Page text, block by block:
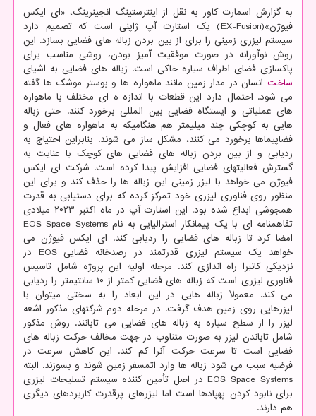
به گزارش اسمارت کاور به نقل از اینترستینگ انجینرینگ، «ای ایکس
فیوژن»(EX-Fusion) یک استارت آپ ژاپنی است که تصمیم دارد
سیستم لیزری زمینی را برای از بین بردن زباله های فضایی بسازد. این
روش نوآورانه در صورت موفقیت آمیز بودن، روشی مناسب برای
پاکسازی فضای اطراف سیاره خاکی است. زباله های فضایی به اشیای
ساخت انسان در مدار زمین مانند ماهواره ها و بوستر موشک ها گفته
می شود. احتمال دارد این قطعات با اندازه ه ای مختلف با ماهواره
های عملیاتی و ایستگاه فضایی بین المللی برخورد کنند. حتی زباله
هایی به کوچکی چند میلیمتر هم هنگامیکه به ماهواره های فعال و
فضاپیماها برخورد می کنند، مشکل ساز می شوند. بنابراین احتیاج به
ردیابی و از بین بردن زباله های فضایی های کوچک با عنایت به
گسترش فعالیتهای فضایی افزایش پیدا کرده است. شرکت ای ایکس
فیوژن می خواهد با لیزر زمینی این زباله ها را حذف کند و برای این
منظور روی فناوری لیزری خود تمرکز کرده که برای دستیابی به قدرت
همجوشی ابداع شده بود. این استارت آپ در ماه اکتبر ۲۰۲۳ میلادی
تفاهمنامه ای با یک پیمانکار استرالیایی به نام EOS Space Systems
امضا کرد تا زباله های فضایی را ردیابی کند. ای ایکس فیوژن می
خواهد یک سیستم لیزری قدرتمند در رصدخانه فضایی EOS در
نزدیکی کانبرا راه اندازی کند. مرحله اولیه این پروژه شامل تاسیس
فناوری لیزری است که زباله های فضایی کمتر از ۱۰ سانتیمتر را ردیابی
می کند. معمولاً زباله هایی در این ابعاد را به سختی میتوان با
لیزرهایی روی زمین هدف گرفت. در مرحله دوم شرکتهای مذکور اشعه
لیزر را از سطح سیاره به زباله های فضایی می تابانند. روش مذکور
شامل تاباندن لیزر به صورت متناوب در جهت مخالف حرکت زباله های
فضایی است تا سرعت حرکت آنرا کم کند. این کاهش سرعت در
فرضیه سبب می شود زباله ها وارد اتمسفر زمین شوند و بسوزند. البته
EOS Space Systems در اصل تأمین کننده سیستم تسلیحات لیزری
برای نابود کردن پهپادها است اما لیزرهای پرقدرت کاربردهای دیگری
هم دارند.